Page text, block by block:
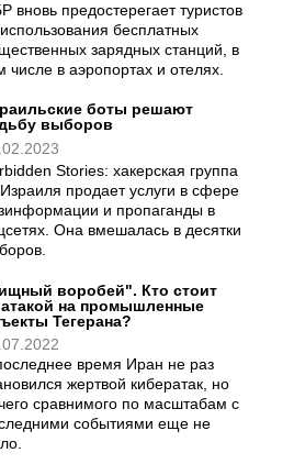
вновь предостерегает туристов
бесплатных
зарядных станций, в
числе в аэропортах и отелях.
боты решают
выборов
Stories: хакерская группа
продает услуги в сфере
и пропаганды в
Она вмешалась в десятки
воробей". Кто стоит
атакой на промышленные
Тегерана?
время Иран не раз
жертвой кибератак, но
сравнимого по масштабам с
событиями еще не